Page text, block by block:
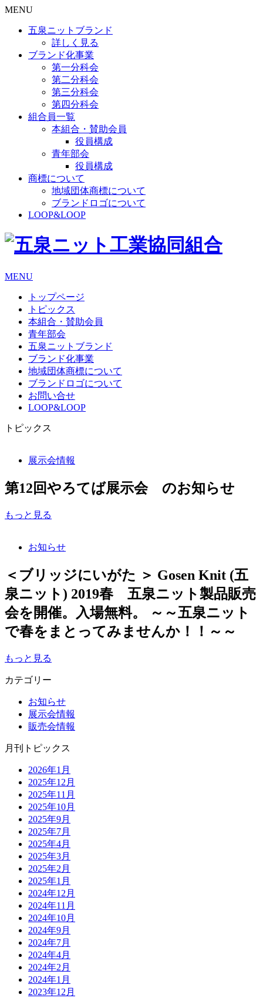
MENU
五泉ニットブランド
詳しく見る
ブランド化事業
第一分科会
第二分科会
第三分科会
第四分科会
組合員一覧
本組合・賛助会員
役員構成
青年部会
役員構成
商標について
地域団体商標について
ブランドロゴについて
LOOP&LOOP
MENU
トップページ
トピックス
本組合・賛助会員
青年部会
五泉ニットブランド
ブランド化事業
地域団体商標について
ブランドロゴについて
お問い合せ
LOOP&LOOP
トピックス
展示会情報
第12回やろてば展示会 のお知らせ
もっと見る
お知らせ
＜ブリッジにいがた ＞ Gosen Knit (五
泉ニット) 2019春 五泉ニット製品販売
会を開催。入場無料。 ～～五泉ニット
で春をまとってみませんか！！～～
もっと見る
カテゴリー
お知らせ
展示会情報
販売会情報
月刊トピックス
2026年1月
2025年12月
2025年11月
2025年10月
2025年9月
2025年7月
2025年4月
2025年3月
2025年2月
2025年1月
2024年12月
2024年11月
2024年10月
2024年9月
2024年7月
2024年4月
2024年2月
2024年1月
2023年12月